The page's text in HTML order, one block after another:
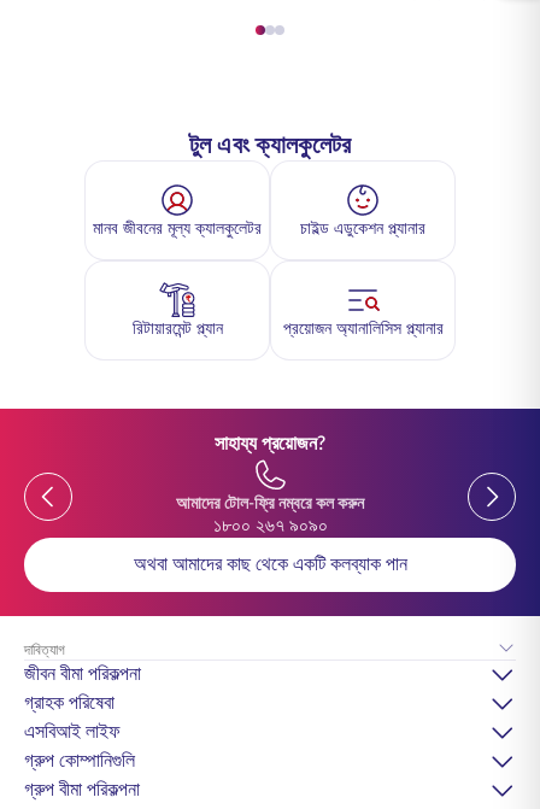
টুল এবং ক্যালকুলেটর
মানব জীবনের মূল্য ক্যালকুলেটর চাইল্ড এডুকেশন প্ল্যানার
রিটায়ারমেন্ট প্ল্যান প্রয়োজন অ্যানালিসিস প্ল্যানার
সাহায্য প্রয়োজন?
Previous
আমাদের টোল-ফ্রি নম্বরে কল করুন
১৮০০ ২৬৭ ৯০৯০
Previous
অথবা আমাদের কাছ থেকে একটি কলব্যাক পান
দাবিত্যাগ
জীবন বীমা পরিকল্পনা
গ্রাহক পরিষেবা
এসবিআই লাইফ
গ্রুপ কোম্পানিগুলি
গ্রুপ বীমা পরিকল্পনা